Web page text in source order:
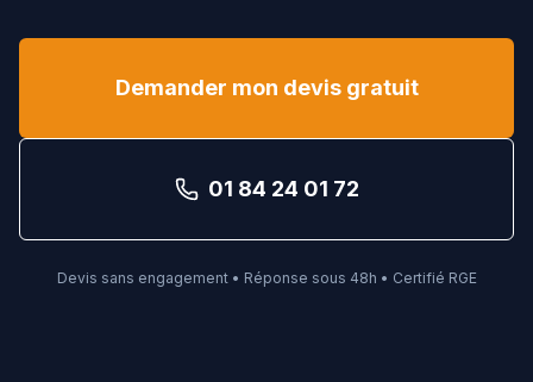
Demander mon devis gratuit
01 84 24 01 72
Devis sans engagement • Réponse sous 48h • Certifié RGE